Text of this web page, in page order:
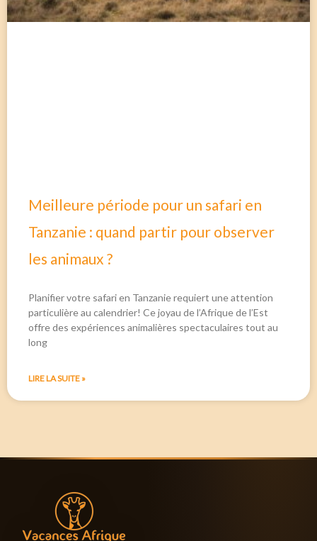
Meilleure période pour un safari en
Tanzanie : quand partir pour observer
les animaux ?
Planifier votre safari en Tanzanie requiert une attention
particulière au calendrier! Ce joyau de l’Afrique de l’Est
offre des expériences animalières spectaculaires tout au
long
LIRE LA SUITE »